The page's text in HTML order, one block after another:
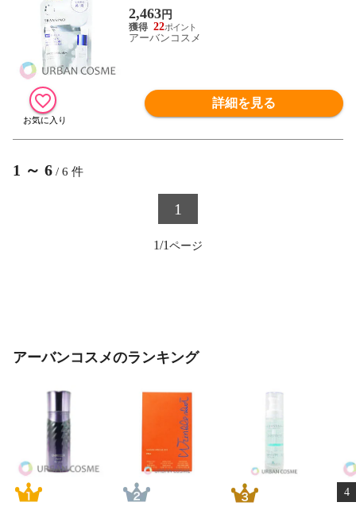
ml 国内正規品
2,463円
22
アーバンコスメ
詳細を見る
1 ～ 6 / 6 件
1
1/1
アーバンコスメのランキング
4